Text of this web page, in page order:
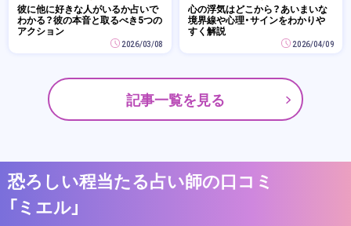
彼に他に好きな人がいるか占いで
わかる？彼の本音と取るべき5つの
アクション
2026/03/08
心の浮気はどこから？あいまいな
境界線や心理・サインをわかりや
すく解説
2026/04/09
記事一覧を見る
恐ろしい程当たる占い師の口コミ
「ミエル」